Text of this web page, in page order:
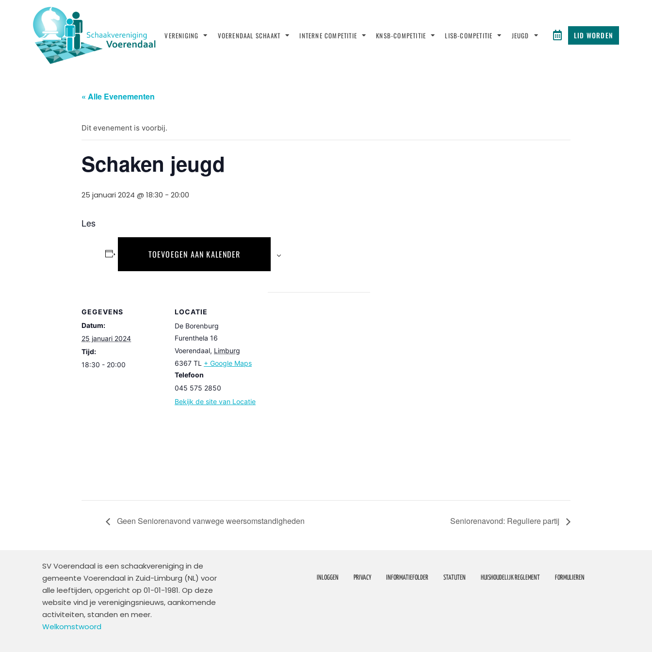
VERENIGING VOERENDAAL SCHAAKT INTERNE COMPETITIE KNSB-COMPETITIE LISB-COMPETITIE JEUGD LID WORDEN
« Alle Evenementen
Dit evenement is voorbij.
Schaken jeugd
25 januari 2024 @ 18:30 - 20:00
Les
TOEVOEGEN AAN KALENDER
GEGEVENS
Datum:
25 januari 2024
Tijd:
18:30 - 20:00
LOCATIE
De Borenburg
Furenthela 16
Voerendaal, Limburg
6367 TL + Google Maps
Telefoon
045 575 2850
Bekijk de site van Locatie
Geen Seniorenavond vanwege weersomstandigheden Seniorenavond: Reguliere partij
SV Voerendaal is een schaakvereniging in de
gemeente Voerendaal in Zuid-Limburg (NL) voor
alle leeftijden, opgericht op 01-01-1981. Op deze
website vind je verenigingsnieuws, aankomende
activiteiten, standen en meer.
Welkomstwoord
INLOGGEN PRIVACY INFORMATIEFOLDER STATUTEN HUISHOUDELIJK REGLEMENT FORMULIEREN